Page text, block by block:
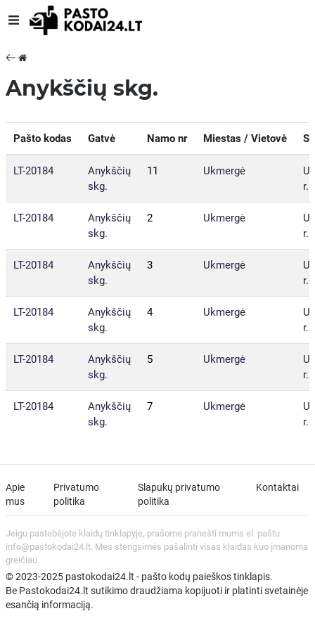
Anykščių skg.
Pašto kodas Gatvė Namo nr Miestas / Vietovė
LT-20184
Anykščių
skg.
11 Ukmergė
r.
LT-20184
Anykščių
skg.
2 Ukmergė
r.
LT-20184
Anykščių
skg.
3 Ukmergė
r.
LT-20184
Anykščių
skg.
4 Ukmergė
r.
LT-20184
Anykščių
skg.
5 Ukmergė
r.
LT-20184
Anykščių
skg.
7 Ukmergė
r.
Apie
mus
Privatumo
politika
Slapukų privatumo
politika
Kontaktai
Jeigu pastebėjote klaidų tinklapyje, prašome pranešti mums el. paštu
info@pastokodai24.lt. Mes stengsimės pašalinti visas klaidas kuo įmanoma
greičiau.
© 2023-2025 pastokodai24.lt - pašto kodų paieškos tinklapis.
Be Pastokodai24.lt sutikimo draudžiama kopijuoti ir platinti svetainėje
esančią informaciją.